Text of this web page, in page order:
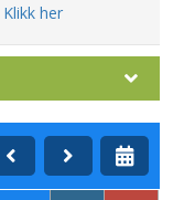
Klikk her